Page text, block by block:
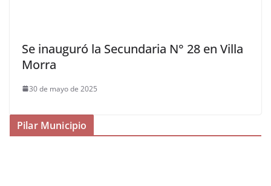
Se inauguró la Secundaria N° 28 en Villa
Morra
30 de mayo de 2025
Pilar Municipio